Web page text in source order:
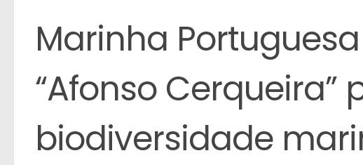
Marinha
“Afonso
biodiversidade